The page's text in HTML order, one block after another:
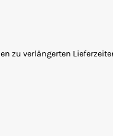
zu verlängerten